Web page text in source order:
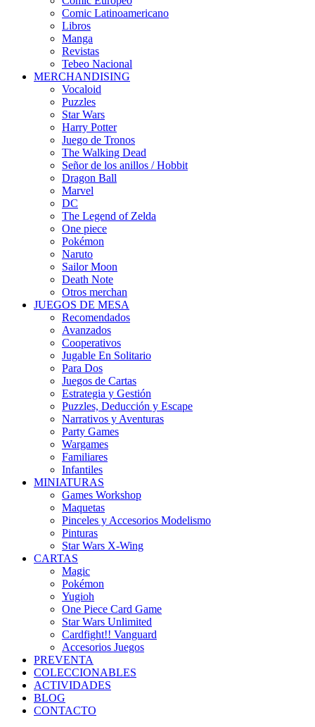
Comic Latinoamericano
Libros
Manga
Revistas
Tebeo Nacional
MERCHANDISING
Vocaloid
Puzzles
Star Wars
Harry Potter
Juego de Tronos
The Walking Dead
Señor de los anillos / Hobbit
Dragon Ball
Marvel
DC
The Legend of Zelda
One piece
Pokémon
Naruto
Sailor Moon
Death Note
Otros merchan
JUEGOS DE MESA
Recomendados
Avanzados
Cooperativos
Jugable En Solitario
Para Dos
Juegos de Cartas
Estrategia y Gestión
Puzzles, Deducción y Escape
Narrativos y Aventuras
Party Games
Wargames
Familiares
Infantiles
MINIATURAS
Games Workshop
Maquetas
Pinceles y Accesorios Modelismo
Pinturas
Star Wars X-Wing
CARTAS
Magic
Pokémon
Yugioh
One Piece Card Game
Star Wars Unlimited
Cardfight!! Vanguard
Accesorios Juegos
PREVENTA
COLECCIONABLES
ACTIVIDADES
BLOG
CONTACTO